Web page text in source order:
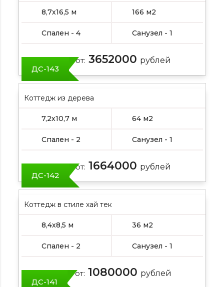
8,7х16,5 м 166 м2
Спален - 4 Санузел - 1
Цена от: 3652000 рублей
ДС-143
Коттедж из дерева
7,2х10,7 м 64 м2
Спален - 2 Санузел - 1
Цена от: 1664000 рублей
ДС-142
Коттедж в стиле хай тек
8,4х8,5 м 36 м2
Спален - 2 Санузел - 1
Цена от: 1080000 рублей
ДС-141